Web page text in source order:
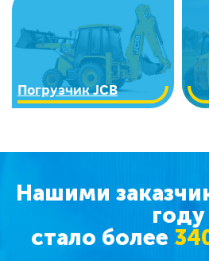
Погрузчик JCB
Нашими
году
стало более